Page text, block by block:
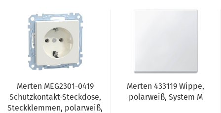
Merten MEG2301-0419
Schutzkontakt-Steckdose,
Steckklemmen, polarweiß,
Merten 433119 Wippe,
polarweiß, System M